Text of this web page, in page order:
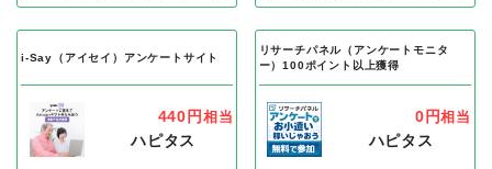
i-Say（アイセイ）アンケートサイト
440円 相当
ハピタス
リサーチパネル（アンケートモニタ
ー）100ポイント以上獲得
0円相当
ハピタス